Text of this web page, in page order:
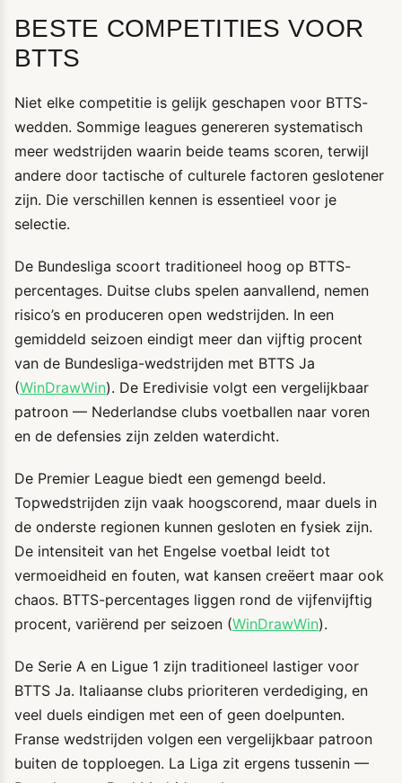
BESTE COMPETITIES VOOR
BTTS
Niet elke competitie is gelijk geschapen voor BTTS-
wedden. Sommige leagues genereren systematisch
meer wedstrijden waarin beide teams scoren, terwijl
andere door tactische of culturele factoren geslotener
zijn. Die verschillen kennen is essentieel voor je
selectie.
De Bundesliga scoort traditioneel hoog op BTTS-
percentages. Duitse clubs spelen aanvallend, nemen
risico’s en produceren open wedstrijden. In een
gemiddeld seizoen eindigt meer dan vijftig procent
van de Bundesliga-wedstrijden met BTTS Ja
(WinDrawWin). De Eredivisie volgt een vergelijkbaar
patroon — Nederlandse clubs voetballen naar voren
en de defensies zijn zelden waterdicht.
De Premier League biedt een gemengd beeld.
Topwedstrijden zijn vaak hoogscorend, maar duels in
de onderste regionen kunnen gesloten en fysiek zijn.
De intensiteit van het Engelse voetbal leidt tot
vermoeidheid en fouten, wat kansen creëert maar ook
chaos. BTTS-percentages liggen rond de vijfenvijftig
procent, variërend per seizoen (WinDrawWin).
De Serie A en Ligue 1 zijn traditioneel lastiger voor
BTTS Ja. Italiaanse clubs prioriteren verdediging, en
veel duels eindigen met een of geen doelpunten.
Franse wedstrijden volgen een vergelijkbaar patroon
buiten de topploegen. La Liga zit ergens tussenin —